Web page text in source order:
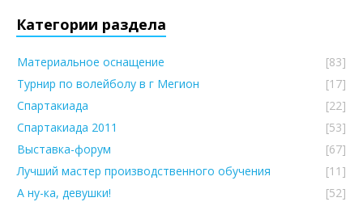
Категории раздела
Материальное оснащение
[83]
Турнир по волейболу в г Мегион
[17]
Спартакиада
[22]
Спартакиада 2011
[53]
Выставка-форум
[67]
Лучший мастер производственного обучения
[11]
А ну-ка, девушки!
[52]